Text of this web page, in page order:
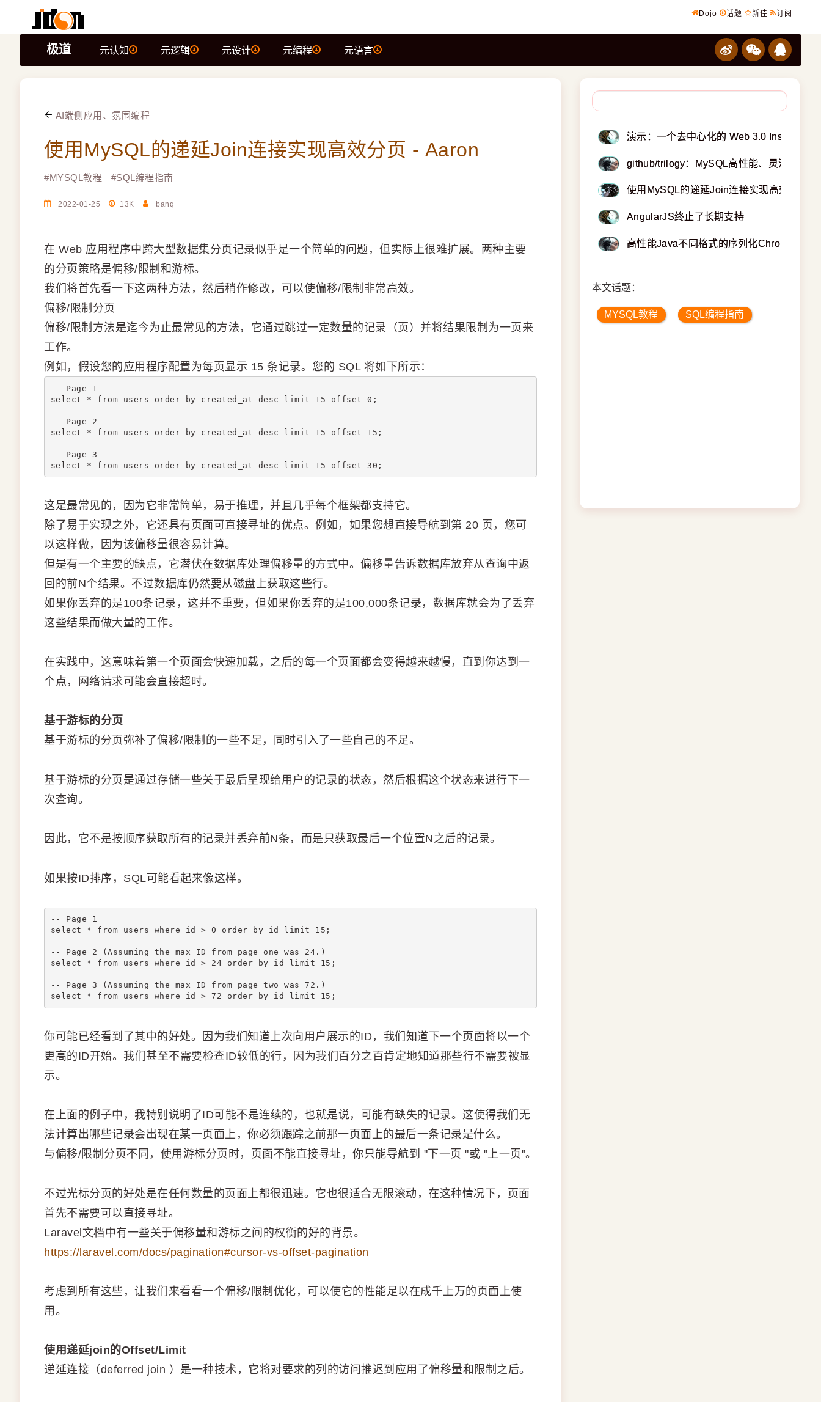
Dojo 话题 新佳 订阅
极道 元认知 元逻辑 元设计 元编程 元语言
AI端侧应用、氛围编程
使用MySQL的递延Join连接实现高效分页 - Aaron
#MYSQL教程 #SQL编程指南
2022-01-25 13K banq
在 Web 应用程序中跨大型数据集分页记录似乎是一个简单的问题，但实际上很难扩展。两种主要
的分页策略是偏移/限制和游标。
我们将首先看一下这两种方法，然后稍作修改，可以使偏移/限制非常高效。
偏移/限制分页
偏移/限制方法是迄今为止最常见的方法，它通过跳过一定数量的记录（页）并将结果限制为一页来
工作。
例如，假设您的应用程序配置为每页显示 15 条记录。您的 SQL 将如下所示：
-- Page 1
select * from users order by created_at desc limit 15 offset 0;
-- Page 2
select * from users order by created_at desc limit 15 offset 15;
-- Page 3
select * from users order by created_at desc limit 15 offset 30;
这是最常见的，因为它非常简单，易于推理，并且几乎每个框架都支持它。
除了易于实现之外，它还具有页面可直接寻址的优点。例如，如果您想直接导航到第 20 页，您可
以这样做，因为该偏移量很容易计算。
但是有一个主要的缺点，它潜伏在数据库处理偏移量的方式中。偏移量告诉数据库放弃从查询中返
回的前N个结果。不过数据库仍然要从磁盘上获取这些行。
如果你丢弃的是100条记录，这并不重要，但如果你丢弃的是100,000条记录，数据库就会为了丢弃
这些结果而做大量的工作。
在实践中，这意味着第一个页面会快速加载，之后的每一个页面都会变得越来越慢，直到你达到一
个点，网络请求可能会直接超时。
基于游标的分页
基于游标的分页弥补了偏移/限制的一些不足，同时引入了一些自己的不足。
基于游标的分页是通过存储一些关于最后呈现给用户的记录的状态，然后根据这个状态来进行下一
次查询。
因此，它不是按顺序获取所有的记录并丢弃前N条，而是只获取最后一个位置N之后的记录。
如果按ID排序，SQL可能看起来像这样。
-- Page 1
select * from users where id > 0 order by id limit 15;
-- Page 2 (Assuming the max ID from page one was 24.)
select * from users where id > 24 order by id limit 15;
-- Page 3 (Assuming the max ID from page two was 72.)
select * from users where id > 72 order by id limit 15;
你可能已经看到了其中的好处。因为我们知道上次向用户展示的ID，我们知道下一个页面将以一个
更高的ID开始。我们甚至不需要检查ID较低的行，因为我们百分之百肯定地知道那些行不需要被显
示。
在上面的例子中，我特别说明了ID可能不是连续的，也就是说，可能有缺失的记录。这使得我们无
法计算出哪些记录会出现在某一页面上，你必须跟踪之前那一页面上的最后一条记录是什么。
与偏移/限制分页不同，使用游标分页时，页面不能直接寻址，你只能导航到 "下一页 "或 "上一页"。
不过光标分页的好处是在任何数量的页面上都很迅速。它也很适合无限滚动，在这种情况下，页面
首先不需要可以直接寻址。
Laravel文档中有一些关于偏移量和游标之间的权衡的好的背景。
https://laravel.com/docs/pagination#cursor-vs-offset-pagination
考虑到所有这些，让我们来看看一个偏移/限制优化，可以使它的性能足以在成千上万的页面上使
用。
使用递延join的Offset/Limit
递延连接（deferred join ）是一种技术，它将对要求的列的访问推迟到应用了偏移量和限制之后。
演示：一个去中心化的 Web 3.0 Instagram
github/trilogy：MySQL高性能、灵活性和易
使用MySQL的递延Join连接实现高效分页 -
AngularJS终止了长期支持
高性能Java不同格式的序列化Chronicle
本文话题：
MYSQL教程 SQL编程指南